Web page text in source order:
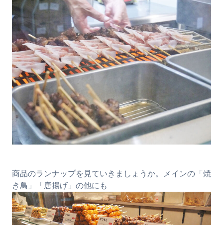
商品のランナップを見ていきましょうか。メインの「焼
き鳥」「唐揚げ」の他にも